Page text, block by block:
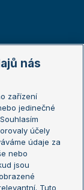
nás
zařízení
jedinečné
účely
údaje za
nebo
jsou
Tuto